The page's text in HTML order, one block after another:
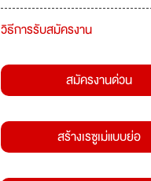
วิธีการรับสมัครงาน
สมัครงานด่วน
สร้างเรซูเม่แบบย่อ